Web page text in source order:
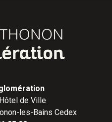
de Ville
les-Bains Cedex